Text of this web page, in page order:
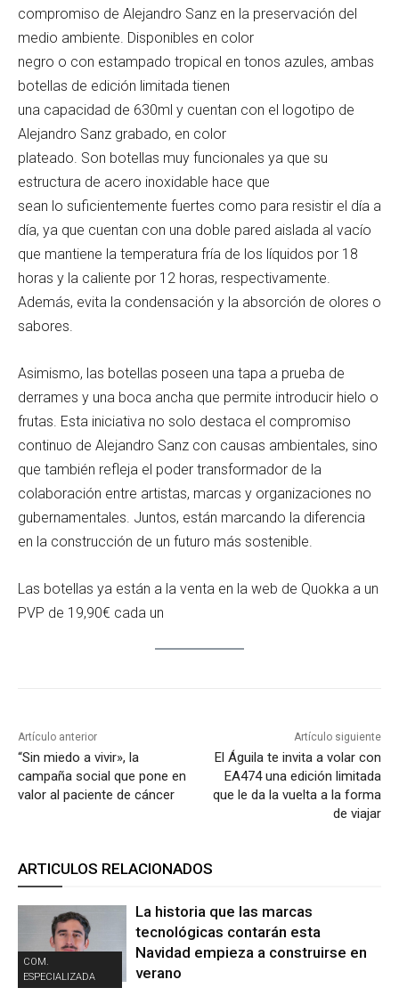
compromiso de Alejandro Sanz en la preservación del
medio ambiente. Disponibles en color
negro o con estampado tropical en tonos azules, ambas
botellas de edición limitada tienen
una capacidad de 630ml y cuentan con el logotipo de
Alejandro Sanz grabado, en color
plateado. Son botellas muy funcionales ya que su
estructura de acero inoxidable hace que
sean lo suficientemente fuertes como para resistir el día a
día, ya que cuentan con una doble pared aislada al vacío
que mantiene la temperatura fría de los líquidos por 18
horas y la caliente por 12 horas, respectivamente.
Además, evita la condensación y la absorción de olores o
sabores.
Asimismo, las botellas poseen una tapa a prueba de
derrames y una boca ancha que permite introducir hielo o
frutas. Esta iniciativa no solo destaca el compromiso
continuo de Alejandro Sanz con causas ambientales, sino
que también refleja el poder transformador de la
colaboración entre artistas, marcas y organizaciones no
gubernamentales. Juntos, están marcando la diferencia
en la construcción de un futuro más sostenible.
Las botellas ya están a la venta en la web de Quokka a un
PVP de 19,90€ cada un
Artículo anterior
“Sin miedo a vivir», la
campaña social que pone en
valor al paciente de cáncer
Artículo siguiente
El Águila te invita a volar con
EA474 una edición limitada
que le da la vuelta a la forma
de viajar
ARTICULOS RELACIONADOS
COM.
ESPECIALIZADA
La historia que las marcas
tecnológicas contarán esta
Navidad empieza a construirse en
verano